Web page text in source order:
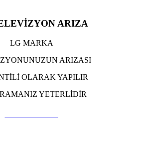
ARIZA
LG MARKA
ARIZASI
OLARAK YAPILIR
YETERLİDİR